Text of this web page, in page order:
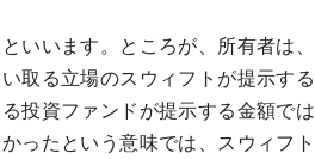
いいます。ところが、所有者は、
取る立場のスウィフトが提示する
投資ファンドが提示する金額では
ったという意味では、スウィフト